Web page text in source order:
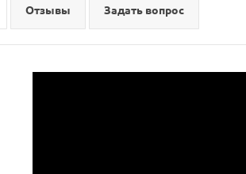
Отзывы Задать вопрос